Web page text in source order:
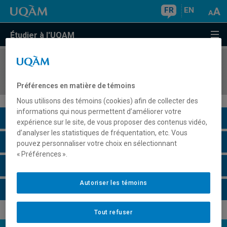
FR EN
Étudier à l'UQAM
COURS//
Description du cours
Horaire - Été 2026
Préférences en matière de témoins
Nous utilisons des témoins (cookies) afin de collecter des
informations qui nous permettent d’améliorer votre
expérience sur le site, de vous proposer des contenus vidéo,
d’analyser les statistiques de fréquentation, etc. Vous
pouvez personnaliser votre choix en sélectionnant
« Préférences ».
Tout refuser
Autoriser les témoins